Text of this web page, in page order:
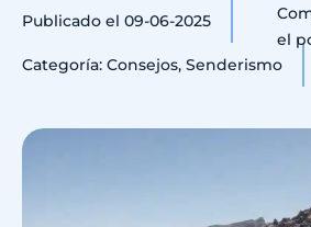
Publicado el 09-06-2025
Categoría: Consejos, Senderismo
el